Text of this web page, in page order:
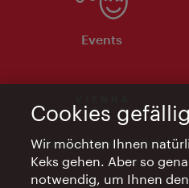
Events
Vienna Experts Club
Cookies
Wir möchten Ihnen
Keks gehen. Aber so
notwendig, um Ihnen